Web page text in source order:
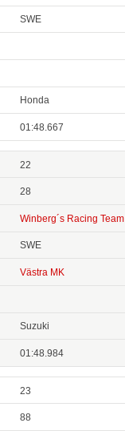
SWE
Honda
01:48.667
22
28
Winberg´s Racing Team
SWE
Västra MK
Suzuki
01:48.984
23
88